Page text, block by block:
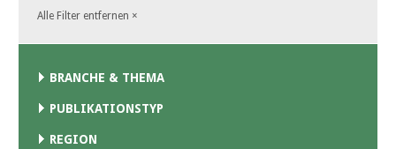
Alle Filter entfernen ×
BRANCHE & THEMA
PUBLIKATIONSTYP
REGION